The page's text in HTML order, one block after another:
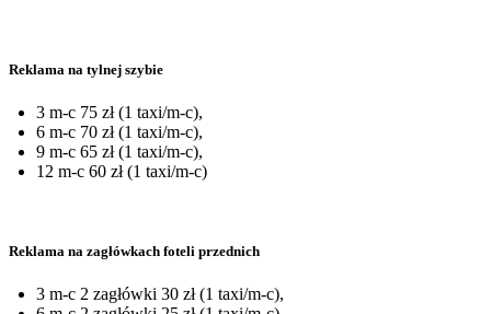
Reklama na tylnej szybie
3 m-c 75 zł (1 taxi/m-c),
6 m-c 70 zł (1 taxi/m-c),
9 m-c 65 zł (1 taxi/m-c),
12 m-c 60 zł (1 taxi/m-c)
Reklama na zagłówkach foteli przednich
3 m-c 2 zagłówki 30 zł (1 taxi/m-c),